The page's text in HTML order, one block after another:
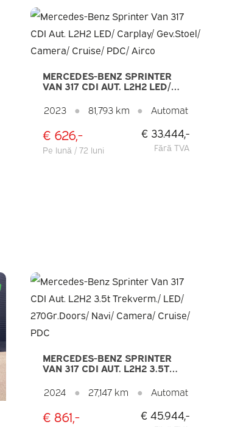
MERCEDES-BENZ SPRINTER
VAN 317 CDI AUT. L2H2 LED/
CAMERA/ CRUISE/ PDC/ AIRCO
2023 ● 81,793 km ● Automat
€ 626,-
Pe lună / 72 luni
€ 33.444,-
Fără TVA
MERCEDES-BENZ SPRINTER
VAN 317 CDI AUT. L2H2 3.5T
270GR.DOORS/ NAVI/ CAMERA/
CRUISE/ PDC
2024 ● 27,147 km ● Automat
€ 861,- € 45.944,-